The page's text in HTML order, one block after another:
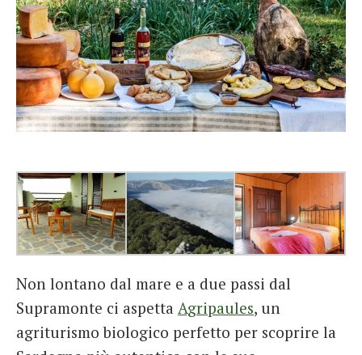
Non lontano dal mare e a due passi dal
Supramonte ci aspetta Agripaules, un
agriturismo biologico perfetto per scoprire la